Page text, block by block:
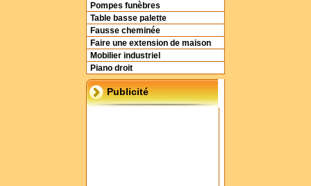
Pompes funèbres
Table basse palette
Fausse cheminée
Faire une extension de maison
Mobilier industriel
Piano droit
Publicité